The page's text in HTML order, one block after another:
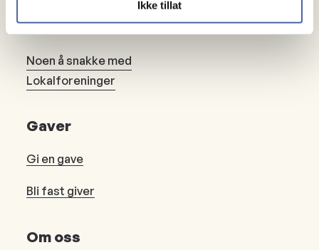
Ikke tillat
Mennesker
Noen å snakke med
Lokalforeninger
Gaver
Gi en gave
Bli fast giver
Om oss